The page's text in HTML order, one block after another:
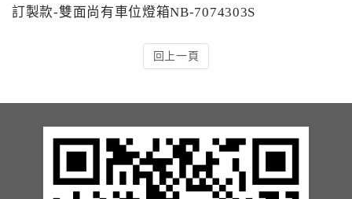
訂製款-雙面尚有車位燈箱NB-7074303S
回上一頁